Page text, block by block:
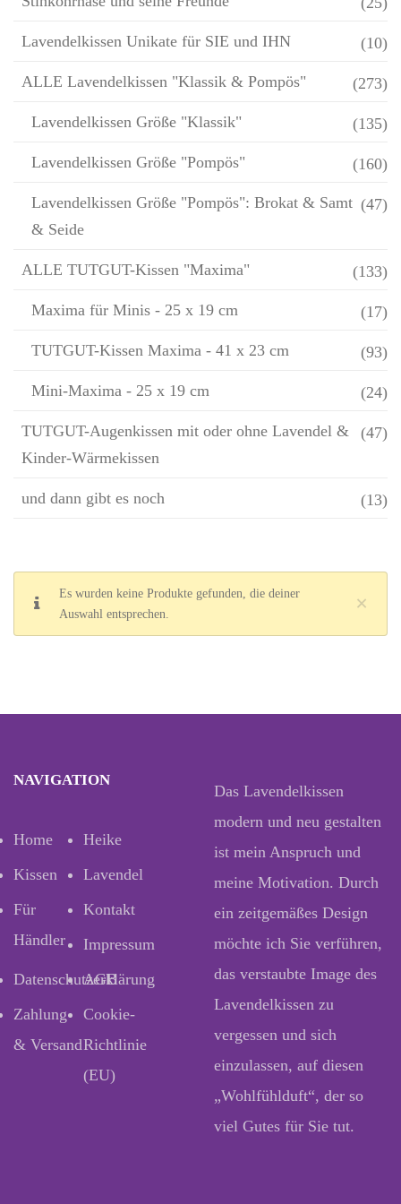
Lavendelkissen Unikate für SIE und IHN (10)
ALLE Lavendelkissen "Klassik & Pompös" (273)
Lavendelkissen Größe "Klassik" (135)
Lavendelkissen Größe "Pompös" (160)
Lavendelkissen Größe "Pompös": Brokat & Samt
& Seide
(47)
ALLE TUTGUT-Kissen "Maxima" (133)
Maxima für Minis - 25 x 19 cm (17)
TUTGUT-Kissen Maxima - 41 x 23 cm (93)
Mini-Maxima - 25 x 19 cm (24)
TUTGUT-Augenkissen mit oder ohne Lavendel &
Kinder-Wärmekissen
(47)
und dann gibt es noch (13)
×
Es wurden keine Produkte gefunden, die deiner
Auswahl entsprechen.
NAVIGATION
Home
Heike
Kissen
Lavendel
Für
Händler
Kontakt
Impressum
Datenschutzerklärung
AGB
Zahlung
& Versand
Cookie-
Richtlinie
(EU)
Das Lavendelkissen
modern und neu gestalten
ist mein Anspruch und
meine Motivation. Durch
ein zeitgemäßes Design
möchte ich Sie verführen,
das verstaubte Image des
Lavendelkissen zu
vergessen und sich
einzulassen, auf diesen
„Wohlfühlduft“, der so
viel Gutes für Sie tut.